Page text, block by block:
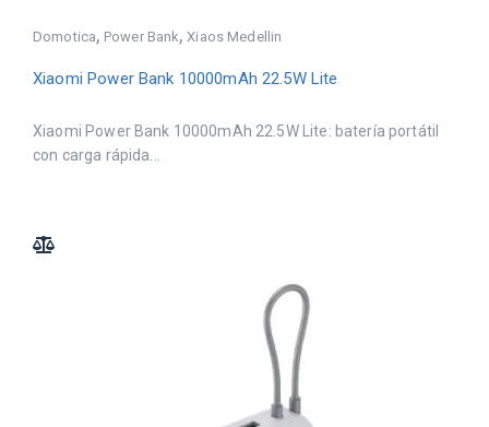
Domotica, Power Bank,Xiaos Medellin
Xiaomi Power Bank 10000mAh 22.5W Lite
Xiaomi Power Bank 10000mAh 22.5W Lite: batería portátil
con carga rápida...